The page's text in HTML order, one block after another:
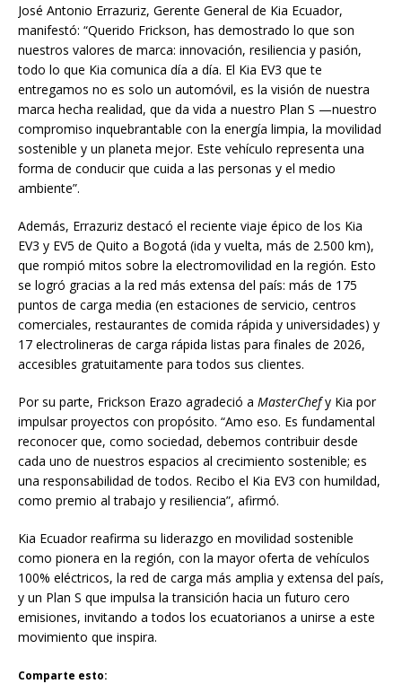
José Antonio Errazuriz, Gerente General de Kia Ecuador,
manifestó: “Querido Frickson, has demostrado lo que son
nuestros valores de marca: innovación, resiliencia y pasión,
todo lo que Kia comunica día a día. El Kia EV3 que te
entregamos no es solo un automóvil, es la visión de nuestra
marca hecha realidad, que da vida a nuestro Plan S —nuestro
compromiso inquebrantable con la energía limpia, la movilidad
sostenible y un planeta mejor. Este vehículo representa una
forma de conducir que cuida a las personas y el medio
ambiente”.
Además, Errazuriz destacó el reciente viaje épico de los Kia
EV3 y EV5 de Quito a Bogotá (ida y vuelta, más de 2.500 km),
que rompió mitos sobre la electromovilidad en la región. Esto
se logró gracias a la red más extensa del país: más de 175
puntos de carga media (en estaciones de servicio, centros
comerciales, restaurantes de comida rápida y universidades) y
17 electrolineras de carga rápida listas para finales de 2026,
accesibles gratuitamente para todos sus clientes.
Por su parte, Frickson Erazo agradeció a MasterChefy Kia por
impulsar proyectos con propósito. “Amo eso. Es fundamental
reconocer que, como sociedad, debemos contribuir desde
cada uno de nuestros espacios al crecimiento sostenible; es
una responsabilidad de todos. Recibo el Kia EV3 con humildad,
como premio al trabajo y resiliencia”, afirmó.
Kia Ecuador reafirma su liderazgo en movilidad sostenible
como pionera en la región, con la mayor oferta de vehículos
100% eléctricos, la red de carga más amplia y extensa del país,
y un Plan S que impulsa la transición hacia un futuro cero
emisiones, invitando a todos los ecuatorianos a unirse a este
movimiento que inspira.
Comparte esto: